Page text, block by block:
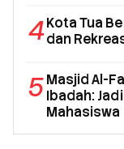
4Kota Tua
dan
5Masjid Al-
Ibadah:
Mahasiswa